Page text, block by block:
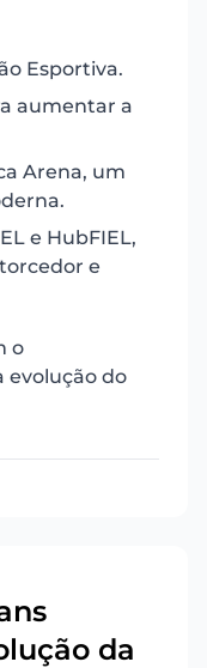
Esportiva.
aumentar a
Arena, um
e HubFIEL,
e
o
evolução do
da